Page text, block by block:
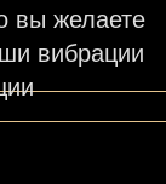
вы желаете
вибрации